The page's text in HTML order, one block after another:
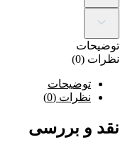
توضیحات
نظرات (0)
توضیحات
نظرات (0)
نقد و بررسی